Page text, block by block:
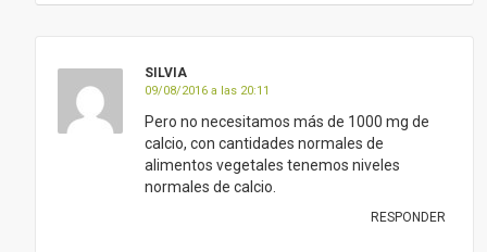
SILVIA
09/08/2016 a las 20:11
Pero no necesitamos más de 1000 mg de
calcio, con cantidades normales de
alimentos vegetales tenemos niveles
normales de calcio.
RESPONDER